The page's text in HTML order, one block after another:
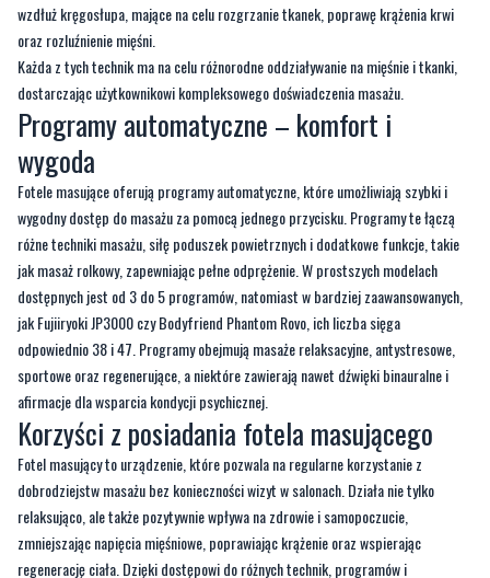
dostarczając użytkownikowi kompleksowego doświadczenia masażu.
Programy automatyczne – komfort i
wygoda
Fotele masujące oferują programy automatyczne, które umożliwiają szybki i
wygodny dostęp do masażu za pomocą jednego przycisku. Programy te łączą
różne techniki masażu, siłę poduszek powietrznych i dodatkowe funkcje, takie
jak masaż rolkowy, zapewniając pełne odprężenie. W prostszych modelach
dostępnych jest od 3 do 5 programów, natomiast w bardziej zaawansowanych,
jak Fujiiryoki JP3000 czy Bodyfriend Phantom Rovo, ich liczba sięga
odpowiednio 38 i 47. Programy obejmują masaże relaksacyjne, antystresowe,
sportowe oraz regenerujące, a niektóre zawierają nawet dźwięki binauralne i
afirmacje dla wsparcia kondycji psychicznej.
Korzyści z posiadania fotela masującego
Fotel masujący to urządzenie, które pozwala na regularne korzystanie z
dobrodziejstw masażu bez konieczności wizyt w salonach. Działa nie tylko
relaksująco, ale także pozytywnie wpływa na zdrowie i samopoczucie,
zmniejszając napięcia mięśniowe, poprawiając krążenie oraz wspierając
regenerację ciała. Dzięki dostępowi do różnych technik, programów i
dodatkowych funkcji, takich jak ogrzewanie i masaż stóp, fotel masujący może
stać się nieocenionym wsparciem w dbaniu o codzienny komfort. Sprawdź
stronęRest Lords , by dowiedzieć się więcej.